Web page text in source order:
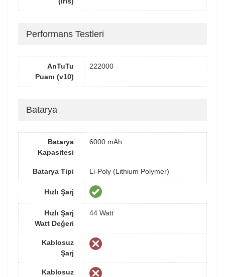
Performans Testleri
AnTuTu
Puanı (v10)
222000
Batarya
Batarya
Kapasitesi
6000 mAh
Batarya Tipi Li-Poly (Lithium Polymer)
Hızlı Şarj
Hızlı Şarj
Watt Değeri
44 Watt
Kablosuz
Şarj
Kablosuz